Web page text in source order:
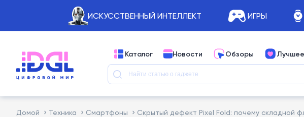
ИСКУССТВЕННЫЙ ИНТЕЛЛЕКТ ИГРЫ
Каталог Новости Обзоры Лучшее
Домой Техника Смартфоны Скрытый дефект Pixel Fold: почему складной